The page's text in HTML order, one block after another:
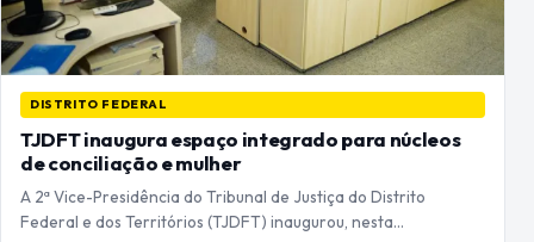
DISTRITO FEDERAL
TJDFT inaugura espaço integrado para núcleos
de conciliação e mulher
A 2ª Vice-Presidência do Tribunal de Justiça do Distrito
Federal e dos Territórios (TJDFT) inaugurou, nesta…